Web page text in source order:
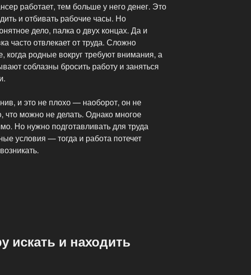
работает, тем больше у него денег. Это
и отбивать рабочие часы. Но
дело, палка о двух концах. Да и
часто отвлекает от труда. Сложно
когда родные вокруг требуют внимания, а
соблазны бросить работу и заняться
и это не плохо — наоборот, он не
что можно не делать. Однако многое
Но нужно подготавливать для труда
условия — тогда и работа потечет
искать и находить